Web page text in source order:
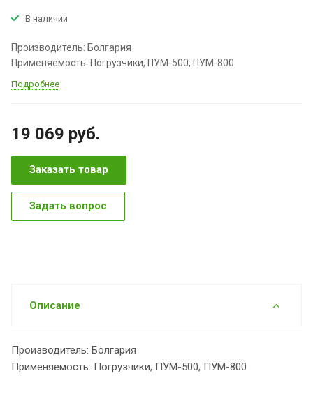
В наличии
Производитель: Болгария
Применяемость: Погрузчики, ПУМ-500, ПУМ-800
Подробнее
19 069 руб.
Заказать товар
Задать вопрос
Описание
Производитель: Болгария
Применяемость: Погрузчики, ПУМ-500, ПУМ-800